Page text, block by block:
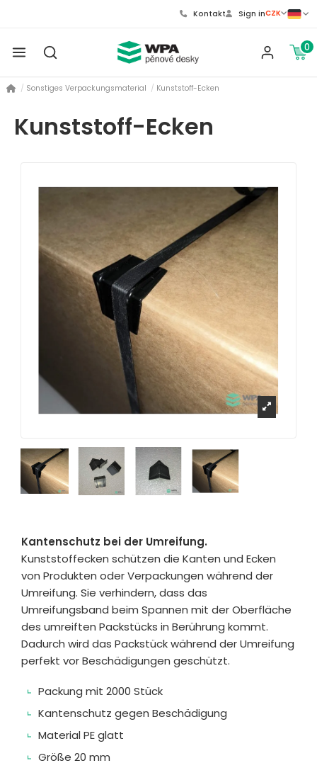
CZK
Kontakt Sign in
0
Sonstiges Verpackungsmaterial Kunststoff-Ecken
Kunststoff-Ecken
Kantenschutz bei der Umreifung.
Kunststoffecken schützen die Kanten und Ecken
von Produkten oder Verpackungen während der
Umreifung. Sie verhindern, dass das
Umreifungsband beim Spannen mit der Oberfläche
des umreiften Packstücks in Berührung kommt.
Dadurch wird das Packstück während der Umreifung
perfekt vor Beschädigungen geschützt.
Packung mit 2000 Stück
Kantenschutz gegen Beschädigung
Material PE glatt
Größe 20 mm